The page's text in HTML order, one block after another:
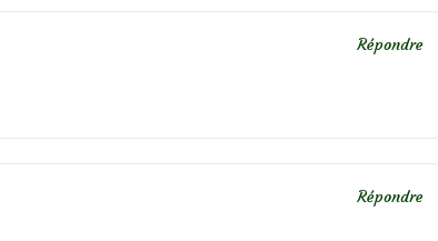
Répondre
Répondre